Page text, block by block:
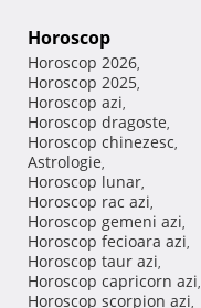
Horoscop
Horoscop 2026,
Horoscop 2025,
Horoscop azi,
Horoscop dragoste,
Horoscop chinezesc,
Astrologie,
Horoscop lunar,
Horoscop rac azi,
Horoscop gemeni azi,
Horoscop fecioara azi,
Horoscop taur azi,
Horoscop capricorn azi,
Horoscop scorpion azi,